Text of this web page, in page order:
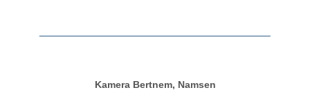
Kamera Bertnem, Namsen